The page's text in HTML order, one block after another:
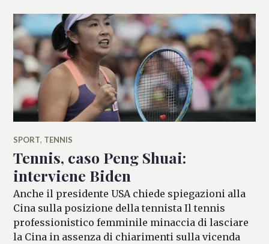
SPORT, TENNIS
Tennis, caso Peng Shuai:
interviene Biden
Anche il presidente USA chiede spiegazioni alla
Cina sulla posizione della tennista Il tennis
professionistico femminile minaccia di lasciare
la Cina in assenza di chiarimenti sulla vicenda